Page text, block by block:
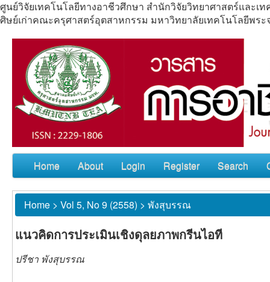
ศูนย์วิจัยเทคโนโลยีทางอาชีวศึกษา สำนักวิจัยวิทยาศาสตร์และ
ศิษย์เก่าคณะครุศาสตร์อุตสาหกรรม มหาวิทยาลัยเทคโนโลยีพระ
Home About Login Register Search
Home > Vol 5, No 9 (2558) > พังสุบรรณ
แนวคิดการประเมินเชิงดุลยภาพกรีนไอที
ปรีชา พังสุบรรณ